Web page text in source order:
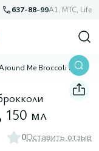
637-88-99A1, МТС, Life
Around Me Broccoli Foam, 150 мл
мл
0Оставить отзыв